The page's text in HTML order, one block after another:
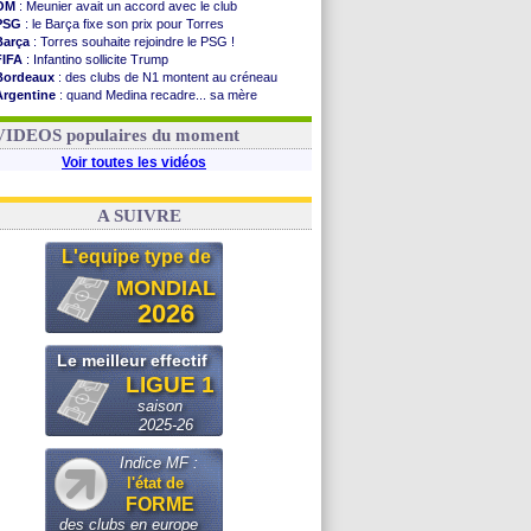
: Meunier avait un accord avec le club
: le Barça fixe son prix pour Torres
: Torres souhaite rejoindre le PSG !
: Infantino sollicite Trump
: des clubs de N1 montent au créneau
: quand Medina recadre... sa mère
: Paixão attire un 2e club anglais
populaires du moment
Voir toutes les vidéos
A SUIVRE
L'equipe type de
MONDIAL
2026
Le meilleur effectif
LIGUE 1
saison
2025-26
Indice MF :
l'état de
FORME
des clubs en europe